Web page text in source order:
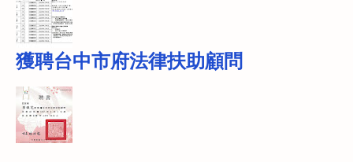
獲聘台中市府法律扶助顧問